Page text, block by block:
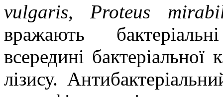
vulgaris, Proteus
вражають
всередині
лізису.